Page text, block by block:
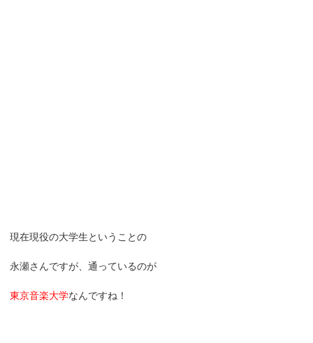
現在現役の大学生ということの
永瀬さんですが、通っているのが
東京音楽大学なんですね！